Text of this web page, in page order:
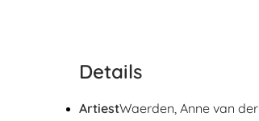
Details
ArtiestWaerden, Anne van der